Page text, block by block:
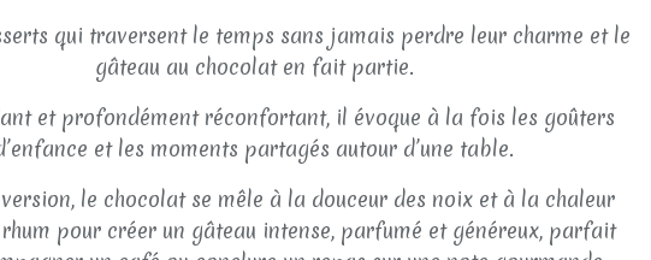
qui traversent le temps sans jamais perdre leur charme et le
gâteau au chocolat en fait partie.
et profondément réconfortant, il évoque à la fois les goûters
et les moments partagés autour d’une table.
le chocolat se mêle à la douceur des noix et à la chaleur
pour créer un gâteau intense, parfumé et généreux, parfait